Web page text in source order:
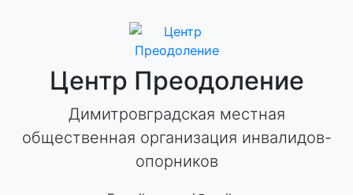
Центр Преодоление
Димитровградская местная
общественная организация инвалидов-
опорников